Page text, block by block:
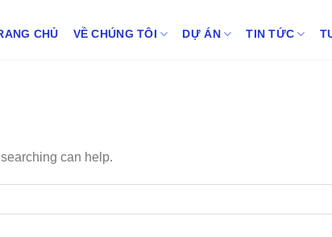
CHỦ VỀ CHÚNG TÔI DỰ ÁN TIN TỨC
can help.